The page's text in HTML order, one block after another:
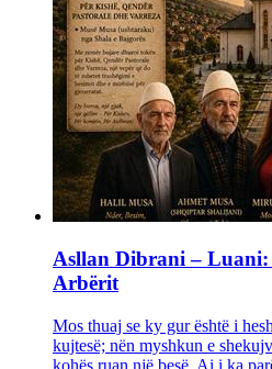
Asllan Dibrani – Luani:
Arbërit
Mos thuaj se ky gur është i
kujtesë; nën myshkun e
kohës ruan një besë. Ai i ka